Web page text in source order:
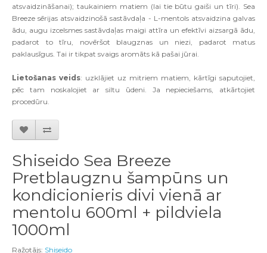
atsvaidzināšanai); taukainiem matiem (lai tie būtu gaiši un tīri). Sea
Breeze sērijas atsvaidzinošā sastāvdaļa - L-mentols atsvaidzina galvas
ādu, augu izcelsmes sastāvdaļas maigi attīra un efektīvi aizsargā ādu,
padarot to tīru, novēršot blaugznas un niezi, padarot matus
paklausīgus. Tai ir tikpat svaigs aromāts kā pašai jūrai.
Lietošanas veids: uzklājiet uz mitriem matiem, kārtīgi saputojiet,
pēc tam noskalojiet ar siltu ūdeni. Ja nepieciešams, atkārtojiet
procedūru.
Shiseido Sea Breeze
Pretblaugznu šampūns un
kondicionieris divi vienā ar
mentolu 600ml + pildviela
1000ml
Ražotājs: Shiseido